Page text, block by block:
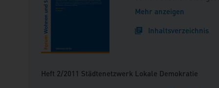
hat zum ersten Kongress
Februar 2011 in Berlin
Mehr anzeigen
Inhaltsverzeichnis
Heft 2/2011 Städtenetzwerk Lokale Demokratie